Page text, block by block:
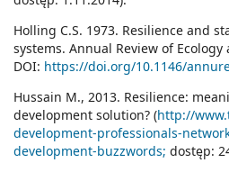
Holling C.S. 1973. Resilience and
systems. Annual Review of Ecology
DOI: https://doi.org/10.1146/
Hussain M., 2013. Resilience:
development solution? (http://
development-professionals-
development-buzzwords; dostęp: